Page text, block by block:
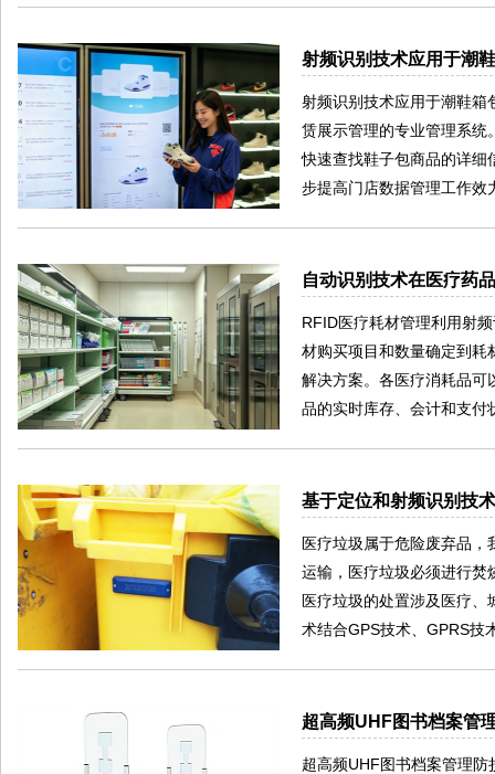
射频识别技术应用于潮
射频识别技术应用于潮鞋箱
赁展示管理的专业管理系统
快速查找鞋子包商品的详细
步提高门店数据管理工作效
自动识别技术在医疗药
RFID医疗耗材管理利用射
材购买项目和数量确定到耗
解决方案。各医疗消耗品可
品的实时库存、会计和支付
基于定位和射频识别技
医疗垃圾属于危险废弃品
运输，医疗垃圾必须进行焚
医疗垃圾的处置涉及医疗
术结合GPS技术、GPRS技
超高频UHF图书档案管
超高频UHF图书档案管理